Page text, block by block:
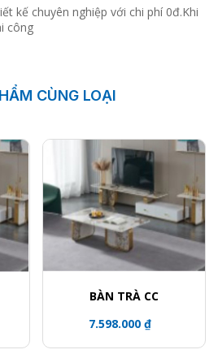
kế chuyên nghiệp với chi phí 0đ.Khi
công
CÙNG LOẠI
BÀN TRÀ CC
7.598.000 ₫